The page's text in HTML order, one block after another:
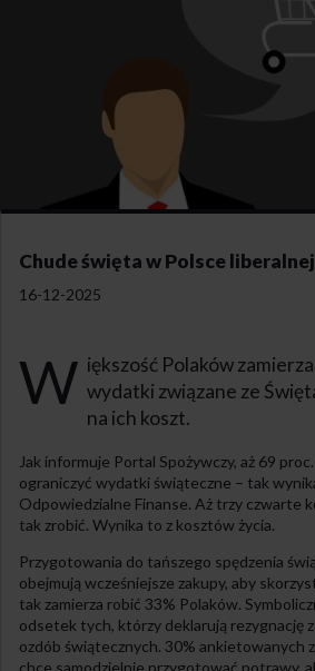
Chude święta w Polsce liberalnej
16-12-2025
W iększość Polaków
wydatki związane ze
na ich koszt.
Jak informuje Portal Spożywczy, aż 69
ograniczyć wydatki świąteczne – tak
Odpowiedzialne Finanse. Aż trzy czwarte
tak zrobić. Wynika to z kosztów życia.
Przygotowania do tańszego spędzenia
obejmują wcześniejsze zakupy, aby
tak zamierza robić 33% Polaków.
odsetek tych, którzy deklarują rezygnację
ozdób świątecznych. 30% ankietowanych
chce samodzielnie przygotować potrawy,